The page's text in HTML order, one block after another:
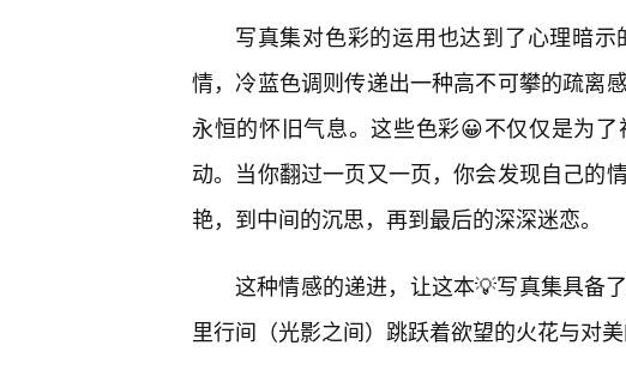
写真集对色彩的运用也达到了心理暗
情，冷蓝色调则传递出一种高不可攀的疏离
永恒的怀旧气息。这些色彩😀不仅仅是为
动。当你翻过一页又一页，你会发现自己的
艳，到中间的沉思，再到最后的深深迷恋。
这种情感的递进，让这本💡写真集具备
里行间（光影之间）跳跃着欲望的火花与对美